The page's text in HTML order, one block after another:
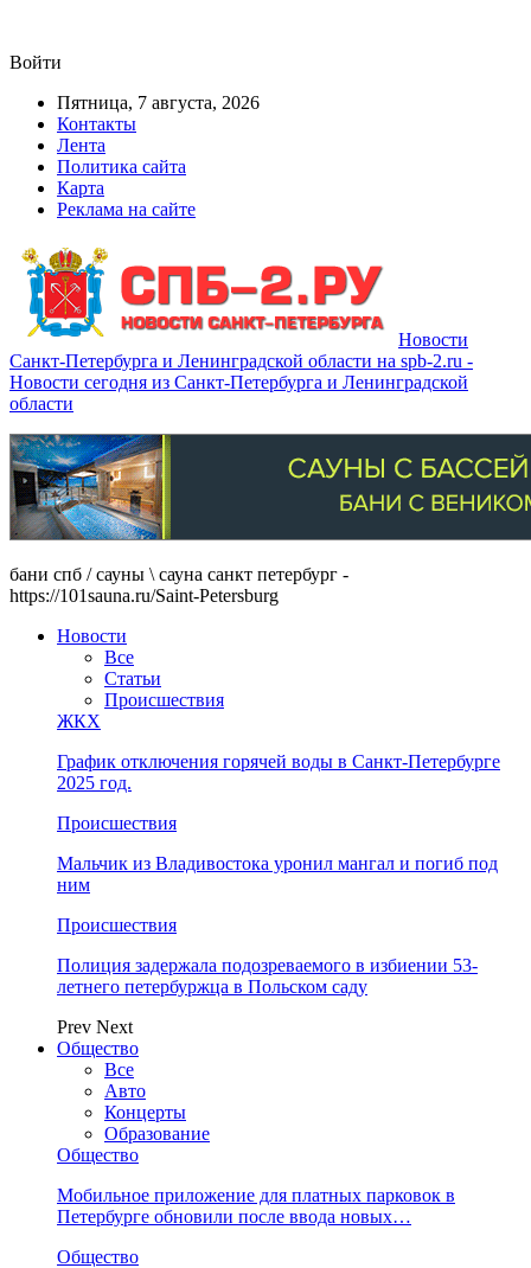
Войти
Пятница, 7 августа, 2026
Контакты
Лента
Политика сайта
Карта
Реклама на сайте
Новости
Санкт-Петербурга и Ленинградской области на spb-2.ru -
Новости сегодня из Санкт-Петербурга и Ленинградской
области
бани спб / сауны \ сауна санкт петербург -
https://101sauna.ru/Saint-Petersburg
Новости
Все
Статьи
Происшествия
ЖКХ
График отключения горячей воды в Санкт-Петербурге
2025 год.
Происшествия
Мальчик из Владивостока уронил мангал и погиб под
ним
Происшествия
Полиция задержала подозреваемого в избиении 53-
летнего петербуржца в Польском саду
Prev Next
Общество
Все
Авто
Концерты
Образование
Общество
Мобильное приложение для платных парковок в
Петербурге обновили после ввода новых…
Общество